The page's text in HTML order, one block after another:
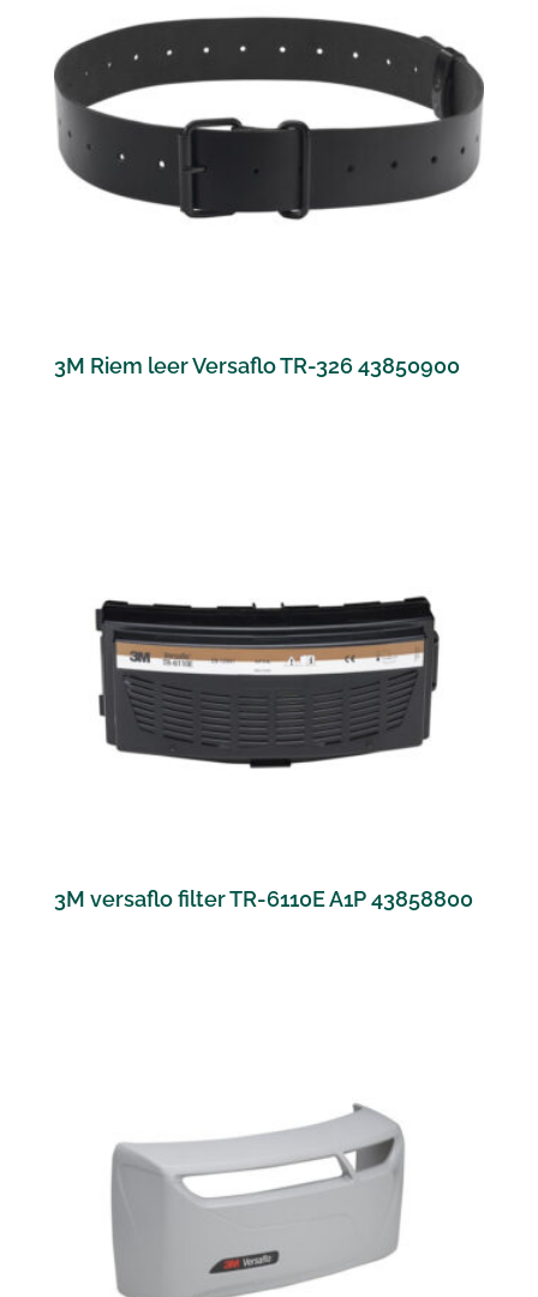
3M Riem leer Versaflo TR-326 43850900
3M versaflo filter TR-6110E A1P 43858800